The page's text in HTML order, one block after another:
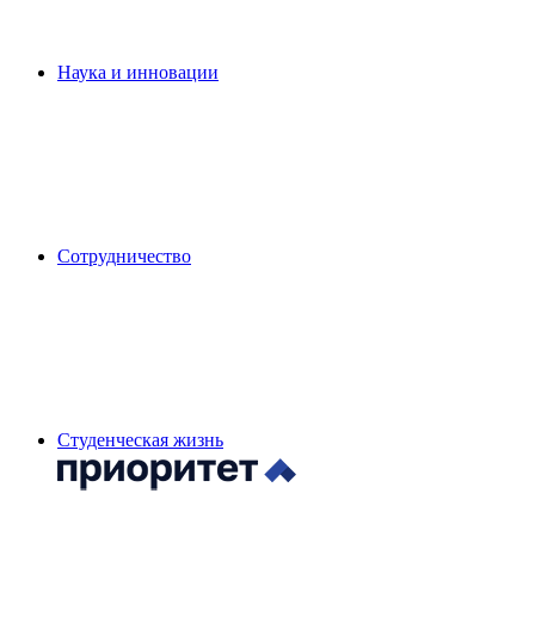
Наука и инновации
Сотрудничество
Студенческая жизнь